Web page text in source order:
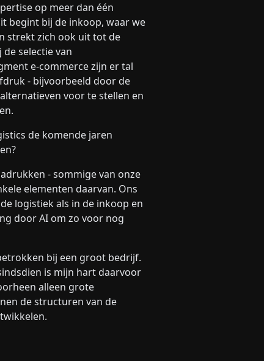
op meer dan één
begint bij de inkoop, waar we
strekt zich ook uit tot de
selectie van
e-commerce zijn er tal
- bijvoorbeeld door de
voor te stellen en
de komende jaren
- sommige van onze
elementen daarvan. Ons
logistiek als in de inkoop en
door AI om zo voor nog
bij een groot bedrijf.
is mijn hart daarvoor
alleen grote
de structuren van de